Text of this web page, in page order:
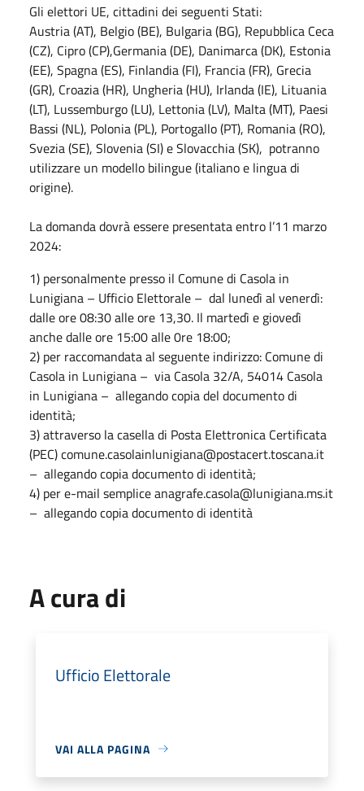
Gli elettori UE, cittadini dei seguenti Stati:
Austria (AT), Belgio (BE), Bulgaria (BG), Repubblica Ceca
(CZ), Cipro (CP),Germania (DE), Danimarca (DK), Estonia
(EE), Spagna (ES), Finlandia (FI), Francia (FR), Grecia
(GR), Croazia (HR), Ungheria (HU), Irlanda (IE), Lituania
(LT), Lussemburgo (LU), Lettonia (LV), Malta (MT), Paesi
Bassi (NL), Polonia (PL), Portogallo (PT), Romania (RO),
Svezia (SE), Slovenia (SI) e Slovacchia (SK), potranno
utilizzare un modello bilingue (italiano e lingua di
origine).
La domanda dovrà essere presentata entro l’11 marzo
2024:
1) personalmente presso il Comune di Casola in
Lunigiana – Ufficio Elettorale – dal lunedì al venerdì:
dalle ore 08:30 alle ore 13,30. Il martedì e giovedì
anche dalle ore 15:00 alle 0re 18:00;
2) per raccomandata al seguente indirizzo: Comune di
Casola in Lunigiana – via Casola 32/A, 54014 Casola
in Lunigiana – allegando copia del documento di
identità;
3) attraverso la casella di Posta Elettronica Certificata
(PEC) comune.casolainlunigiana@postacert.toscana.it
– allegando copia documento di identità;
4) per e-mail semplice anagrafe.casola@lunigiana.ms.it
– allegando copia documento di identità
A cura di
Ufficio Elettorale
VAI ALLA PAGINA